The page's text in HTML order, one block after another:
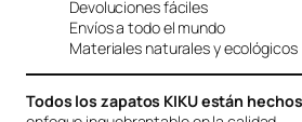
Devoluciones fáciles
Envíos a todo el mundo
Materiales naturales y ecológicos
Todos los zapatos KIKU están